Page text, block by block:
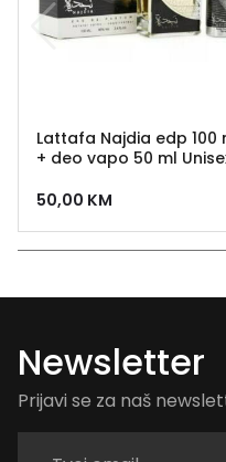
Lattafa Najdia edp 100
+ deo vapo 50 ml
50,00 KM
Newsletter
Prijavi se za naš